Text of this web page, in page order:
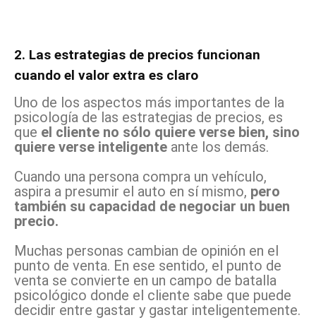
2. Las estrategias de precios funcionan
cuando el valor extra es claro
Uno de los aspectos más importantes de la
psicología de las estrategias de precios, es
que el cliente no sólo quiere verse bien, sino
quiere verse inteligente ante los demás.
Cuando una persona compra un vehículo,
aspira a presumir el auto en sí mismo, pero
también su capacidad de negociar un buen
precio.
Muchas personas cambian de opinión en el
punto de venta. En ese sentido, el punto de
venta se convierte en un campo de batalla
psicológico donde el cliente sabe que puede
decidir entre gastar y gastar inteligentemente.